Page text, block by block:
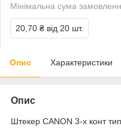
Мінімальна сума
20,70 ₴ від 20 шт.
Опис Характеристики
Опис
Штекер CANON 3-х конт